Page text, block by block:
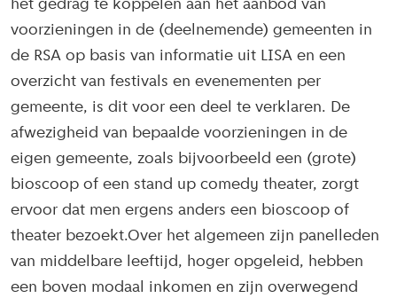
het gedrag te koppelen aan het aanbod van
voorzieningen in de (deelnemende) gemeenten in
de RSA op basis van informatie uit LISA en een
overzicht van festivals en evenementen per
gemeente, is dit voor een deel te verklaren. De
afwezigheid van bepaalde voorzieningen in de
eigen gemeente, zoals bijvoorbeeld een (grote)
bioscoop of een stand up comedy theater, zorgt
ervoor dat men ergens anders een bioscoop of
theater bezoekt.Over het algemeen zijn panelleden
van middelbare leeftijd, hoger opgeleid, hebben
een boven modaal inkomen en zijn overwegend